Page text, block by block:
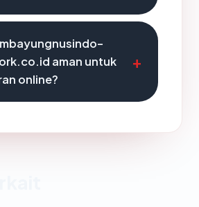
aman untuk
online?